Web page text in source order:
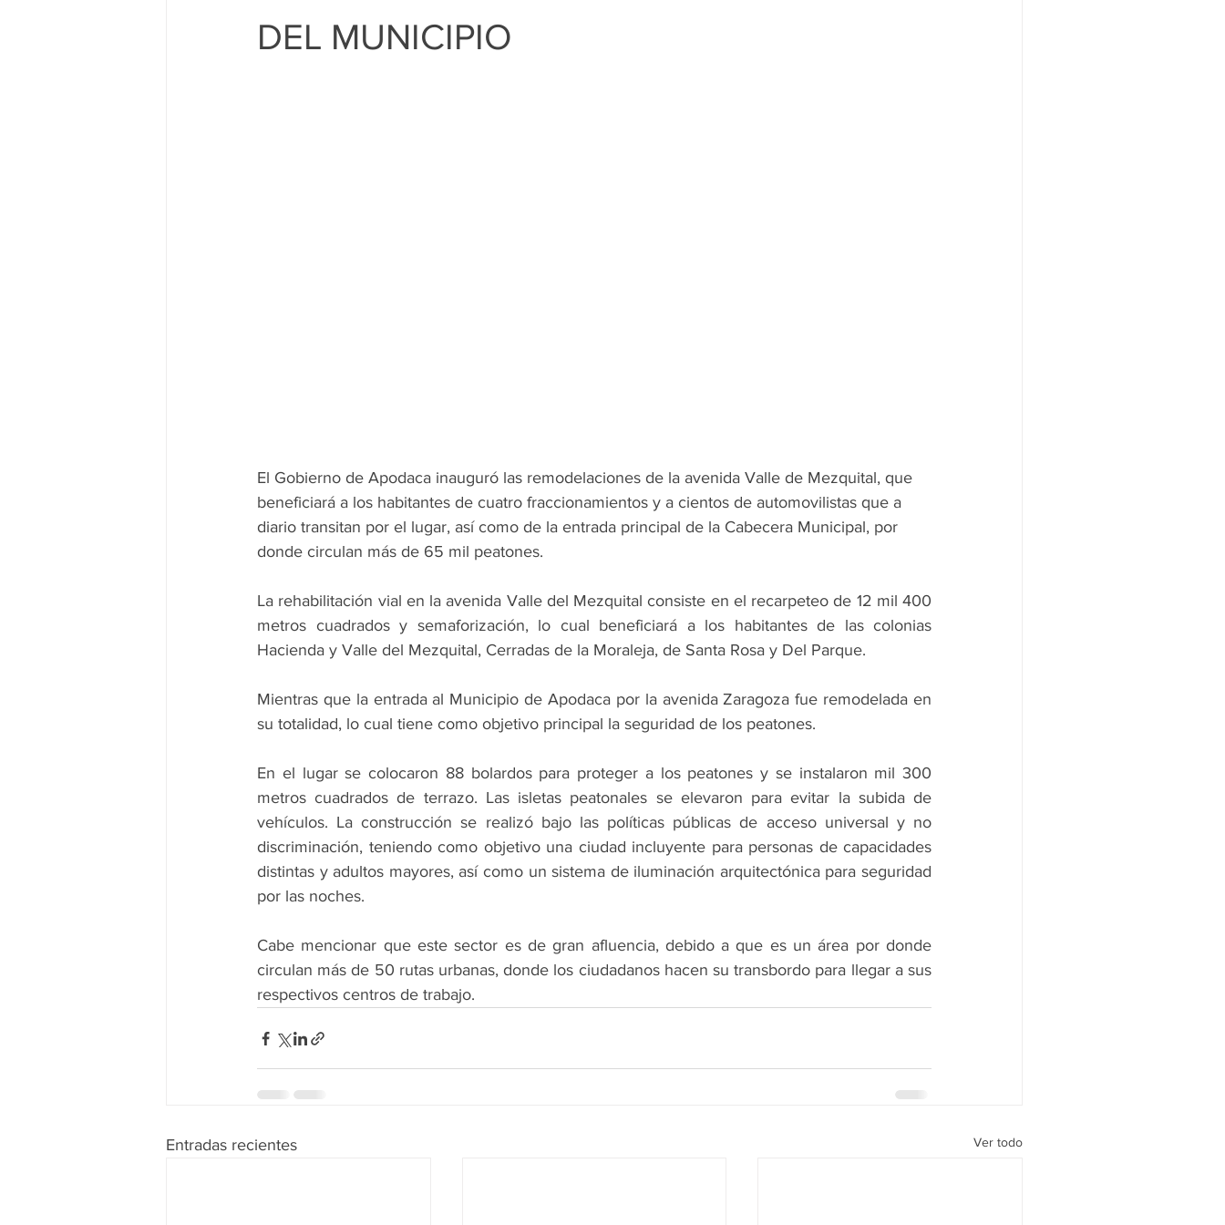
DEL MUNICIPIO
El Gobierno de Apodaca inauguró las remodelaciones de la avenida Valle de Mezquital, que
beneficiará a los habitantes de cuatro fraccionamientos y a cientos de automovilistas que a
diario transitan por el lugar, así como de la entrada principal de la Cabecera Municipal, por
donde circulan más de 65 mil peatones.
La rehabilitación vial en la avenida Valle del Mezquital consiste en el recarpeteo de 12 mil 400
metros cuadrados y semaforización, lo cual beneficiará a los habitantes de las colonias
Hacienda y Valle del Mezquital, Cerradas de la Moraleja, de Santa Rosa y Del Parque.
Mientras que la entrada al Municipio de Apodaca por la avenida Zaragoza fue remodelada en
su totalidad, lo cual tiene como objetivo principal la seguridad de los peatones.
En el lugar se colocaron 88 bolardos para proteger a los peatones y se instalaron mil 300
metros cuadrados de terrazo. Las isletas peatonales se elevaron para evitar la subida de
vehículos. La construcción se realizó bajo las políticas públicas de acceso universal y no
discriminación, teniendo como objetivo una ciudad incluyente para personas de capacidades
distintas y adultos mayores, así como un sistema de iluminación arquitectónica para seguridad
por las noches.
Cabe mencionar que este sector es de gran afluencia, debido a que es un área por donde
circulan más de 50 rutas urbanas, donde los ciudadanos hacen su transbordo para llegar a sus
respectivos centros de trabajo.
Entradas recientes Ver todo